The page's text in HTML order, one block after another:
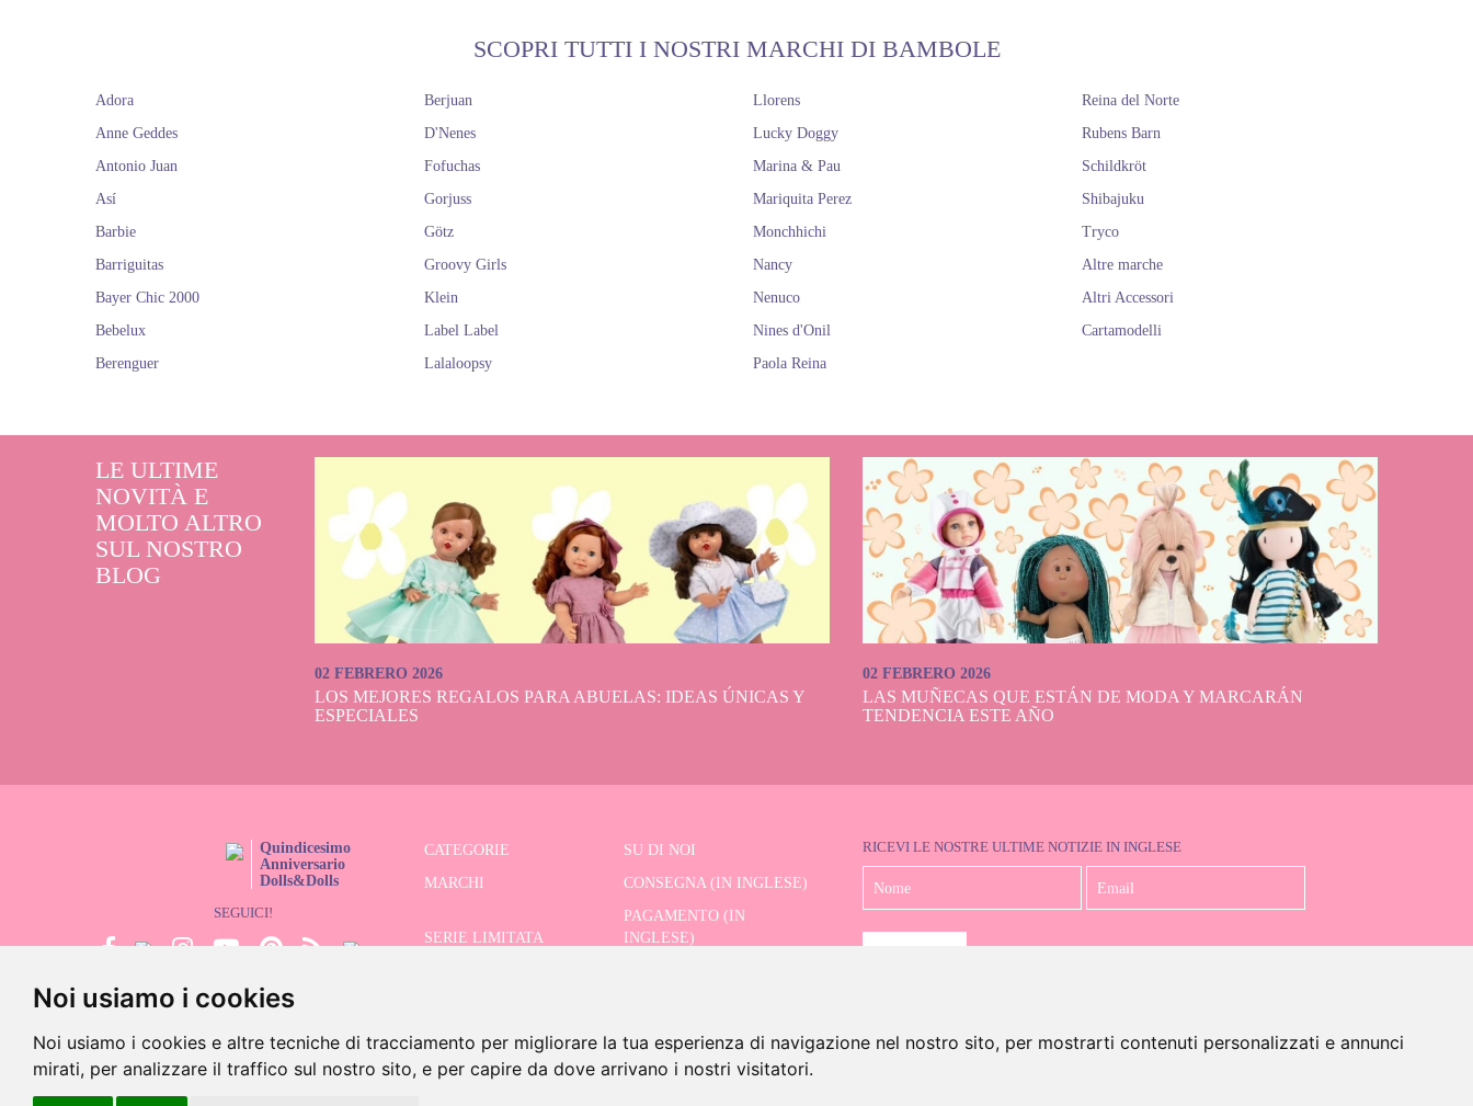
Noi usiamo i cookies
Noi usiamo i cookies e altre tecniche di tracciamento per migliorare la tua esperienza di navigazione nel nostro sito, per mostrarti contenuti personalizzati e annunci
mirati, per analizzare il traffico sul nostro sito, e per capire da dove arrivano i nostri visitatori.
SCOPRI TUTTI I NOSTRI MARCHI DI BAMBOLE
Adora
Anne Geddes
Antonio Juan
Así
Barbie
Barriguitas
Bayer Chic 2000
Bebelux
Berenguer
Berjuan
D'Nenes
Fofuchas
Gorjuss
Götz
Groovy Girls
Klein
Label Label
Lalaloopsy
Llorens
Lucky Doggy
Marina & Pau
Mariquita Perez
Monchhichi
Nancy
Nenuco
Nines d'Onil
Paola Reina
Reina del Norte
Rubens Barn
Schildkröt
Shibajuku
Tryco
Altre marche
Altri Accessori
Cartamodelli
LE ULTIME
NOVITÀ E
MOLTO ALTRO
SUL NOSTRO
BLOG
02 FEBRERO 2026
LOS MEJORES REGALOS PARA ABUELAS: IDEAS ÚNICAS Y
ESPECIALES
02 FEBRERO 2026
LAS MUÑECAS QUE ESTÁN DE MODA Y MARCARÁN
TENDENCIA ESTE AÑO
Quindicesimo
Anniversario
Dolls&Dolls
SEGUICI!
CATEGORIE
SU DI NOI
MARCHI
CONSEGNA (IN INGLESE)
SERIE LIMITATA
PAGAMENTO (IN
INGLESE)
RICEVI LE NOSTRE ULTIME NOTIZIE IN INGLESE
©2026 Dolls And Dolls. Tutti i diritti riservati.